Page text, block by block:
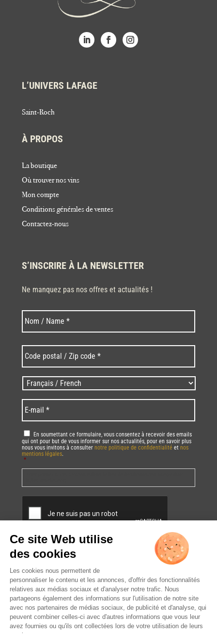
L’UNIVERS LAFAGE
Saint-Roch
À PROPOS
La boutique
Où trouver nos vins
Mon compte
Conditions générales de ventes
Contactez-nous
S’INSCRIRE À LA NEWSLETTER
Ne manquez pas nos offres et actualités !
Nom * Nom
postal
/
Zip
code
* *
Langues
/
Language *
mail *
RGPD *
En soumettant ce formulaire, vous consentez à recevoir des emails
qui ont pour but de vous informer sur nos actualités, pour en savoir plus
nous vous invitons à consulter notre politique de confidentialité et nos
mentions légales.
*